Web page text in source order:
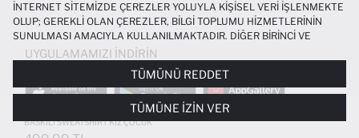
%100 PAMUK RELAX FIT BISIKLET YAKA
BASKILI SWEATSHIRT KIZ ÇOCUK
UYGULAMAMIZI İNDIRIN
İNTERNET SITEMIZDE ÇEREZLER YOLUYLA KIŞISEL VERI IŞLENMEKTE
OLUP; GEREKLI OLAN ÇEREZLER, BILGI TOPLUMU HIZMETLERININ
SUNULMASI AMACIYLA KULLANILMAKTADIR. DIĞER BIRINCI VE
ÜÇÜNCÜ TARAF ÇEREZLER ISE SIZE DAHA IYI BIR ALIŞVERIŞ
DENEYIMI SUNULABILMESI, SITEMIZIN DAHA IŞLEVSEL KILINMASI VE
KIŞISELLEŞTIRMESI VE AÇIK RIZA VERMENIZ HALINDE, SIZLERE
YÖNELIK PAZARLAMA FAALIYETLERININ YAPILMASI AMAÇLARIYLA
SINIRLI OLARAK KULLANILACAKTIR. ÇEREZLERE DAIR TERCIHLERINIZI
ÇEREZ TERCIHLERIPANELI ARACILIĞIYLA HER ZAMAN YÖNETEBILIR,
TÜMÜNÜ REDDET
TÜMÜNE İZIN VER